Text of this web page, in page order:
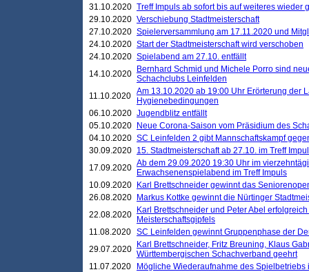
31.10.2020 Treff Impuls ab sofort bis auf weiteres wieder
29.10.2020 Verschiebung Stadtmeisterschaft
27.10.2020 Spielerversammlung am 17.11.2020 und
24.10.2020 Start der Stadtmeisterschaft wird verschoben
24.10.2020 Spielabend am 27.10. entfällt
14.10.2020
Bernhard Schmid und Michele Porro sind
Schachclubs Leinfelden
11.10.2020 Am 13.10.2020 ab 19:00 Uhr Erörterung der
Hygienebedingungen
06.10.2020 Jugendblitz entfällt
05.10.2020
Neue Corona-Saison vom Präsidium des
04.10.2020 SC Leinfelden 2 gibt Mannschaftskampf
30.09.2020 15. Stadtmeisterschaft ab 27.10. im Treff
17.09.2020 Ab dem 29.09.2020 19:30 Uhr im
Erwachsenenspielabend im Treff Impuls
10.09.2020
Karl Brettschneider gewinnt das
26.08.2020
Markus Kottke gewinnt die Nürtinger
22.08.2020
Karl Brettschneider und Peter Abel
Meisterschaftsgipfels
11.08.2020 SC Leinfelden gewinnt Gruppenphase der
29.07.2020
Karl Brettschneider, Fritz Breuning, Klaus
Württembergischen Schachverband geehrt
11.07.2020
Mögliche Wiederaufnahme des Spielbetriebs